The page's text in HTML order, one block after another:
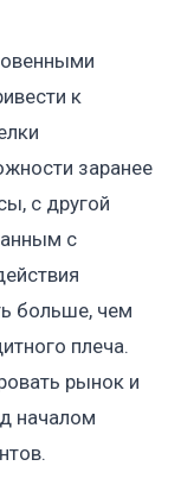
к
заранее
с другой
с
больше, чем
плеча.
рынок и
началом